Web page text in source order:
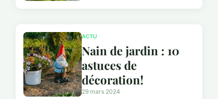
ACTU
Nain de jardin : 10
astuces de
décoration!
29 mars 2024